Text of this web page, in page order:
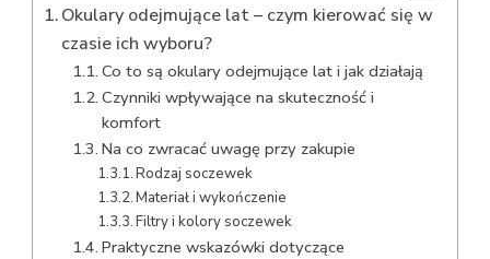
Okulary odejmujące lat – czym kierować się w
czasie ich wyboru?
Co to są okulary odejmujące lat i jak działają
Czynniki wpływające na skuteczność i
komfort
Na co zwracać uwagę przy zakupie
Rodzaj soczewek
Materiał i wykończenie
Filtry i kolory soczewek
Praktyczne wskazówki dotyczące